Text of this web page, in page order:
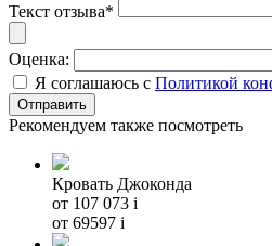
Текст отзыва*
Оценка:
Я соглашаюсь с Политикой
Рекомендуем также посмотреть
Кровать Джоконда
от 107 073 i
от 69597 i